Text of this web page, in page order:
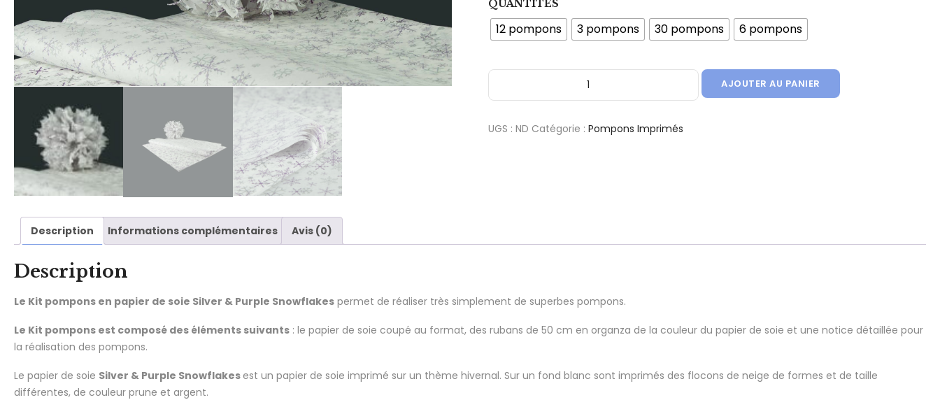
QUANTITÉS
12 pompons 3 pompons 30 pompons 6 pompons
quantité de Kit Pompons en Papier de Soie - Imprimé - Silver & Purple Snowflakes
AJOUTER AU PANIER
UGS :ND Catégorie :Pompons Imprimés
Description Informations complémentaires Avis (0)
Description
Le Kit pompons en papier de soie Silver & Purple Snowflakes permet de réaliser très simplement de superbes pompons.
Le Kit pompons est composé des éléments suivants : le papier de soie coupé au format, des rubans de 50 cm en organza de la couleur du papier de soie et une notice détaillée pour
la réalisation des pompons.
Le papier de soie Silver & Purple Snowflakes est un papier de soie imprimé sur un thème hivernal. Sur un fond blanc sont imprimés des flocons de neige de formes et de taille
différentes, de couleur prune et argent.